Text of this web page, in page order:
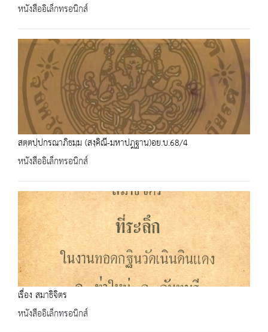
หนังสืออิเล็กทรอนิกส์
สตฺตปฺปกรณาภิธมฺม (สงฺคิณี-มหาปฎฐาน)อย.บ.68/4
หนังสืออิเล็กทรอนิกส์
เรื่อง สมาธิจิตร
หนังสืออิเล็กทรอนิกส์